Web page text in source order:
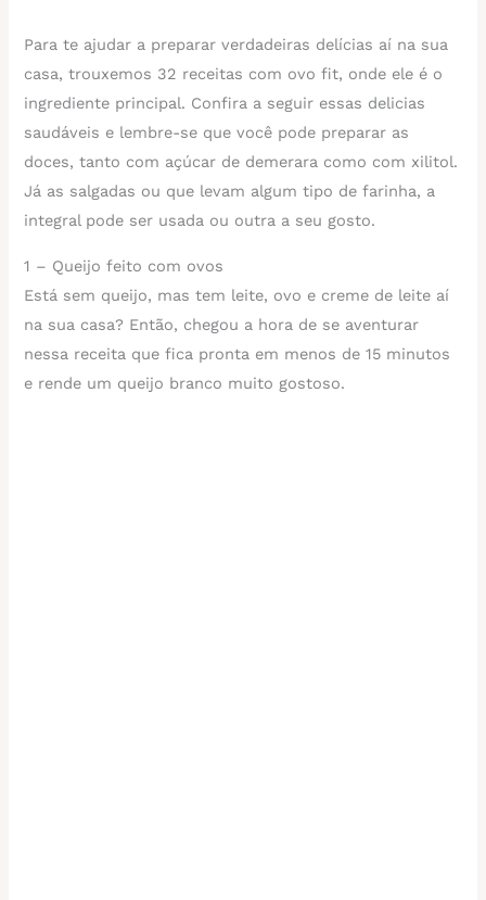
Para te ajudar a preparar verdadeiras delícias aí na sua
casa, trouxemos 32 receitas com ovo fit, onde ele é o
ingrediente principal. Confira a seguir essas delicias
saudáveis e lembre-se que você pode preparar as
doces, tanto com açúcar de demerara como com xilitol.
Já as salgadas ou que levam algum tipo de farinha, a
integral pode ser usada ou outra a seu gosto.
1 – Queijo feito com ovos
Está sem queijo, mas tem leite, ovo e creme de leite aí
na sua casa? Então, chegou a hora de se aventurar
nessa receita que fica pronta em menos de 15 minutos
e rende um queijo branco muito gostoso.